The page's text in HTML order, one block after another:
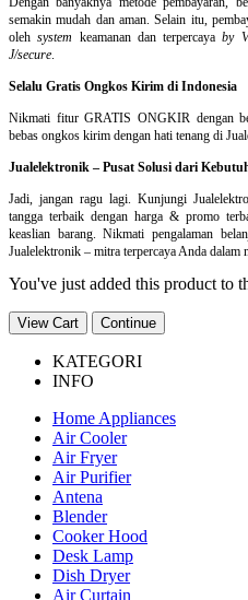
semakin mudah dan aman. Selain itu,
olehsystem keamanan dan terpercayaby
J/secure.
Selalu Gratis Ongkos Kirim di Indonesia
Nikmati fitur GRATIS ONGKIR dengan
bebas ongkos kirim dengan hati tenang di
Jualelektronik – Pusat Solusi dari
Jadi, jangan ragu lagi. Kunjungi
tangga terbaik dengan harga & promo
keaslian barang. Nikmati pengalaman
Jualelektronik – mitra terpercaya Anda dalam
You've just added this product to
View Cart Continue
KATEGORI
INFO
Home Appliances
Air Cooler
Air Fryer
Air Purifier
Antena
Blender
Cooker Hood
Desk Lamp
Dish Dryer
Air Curtain